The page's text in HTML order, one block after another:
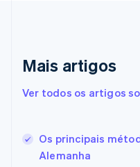
Mais artigos
Ver todos os artigos
Os principais
Alemanha
Eslovênia
Espanha
EnglishEspañol简体中文
Estônia